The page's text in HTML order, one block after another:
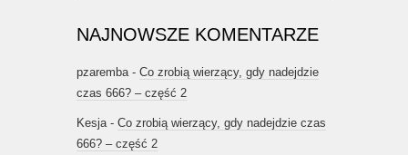
NAJNOWSZE KOMENTARZE
pzaremba- Co zrobią wierzący, gdy nadejdzie
czas 666? – część 2
Kesja- Co zrobią wierzący, gdy nadejdzie czas
666? – część 2